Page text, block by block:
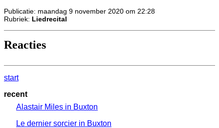
Publicatie: maandag 9 november 2020 om 22:28
Rubriek: Liedrecital
Reacties
start
recent
Alastair Miles in Buxton
Le dernier sorcier in Buxton